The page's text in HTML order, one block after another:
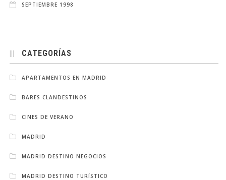
SEPTIEMBRE 1998
CATEGORÍAS
APARTAMENTOS EN MADRID
BARES CLANDESTINOS
CINES DE VERANO
MADRID
MADRID DESTINO NEGOCIOS
MADRID DESTINO TURÍSTICO